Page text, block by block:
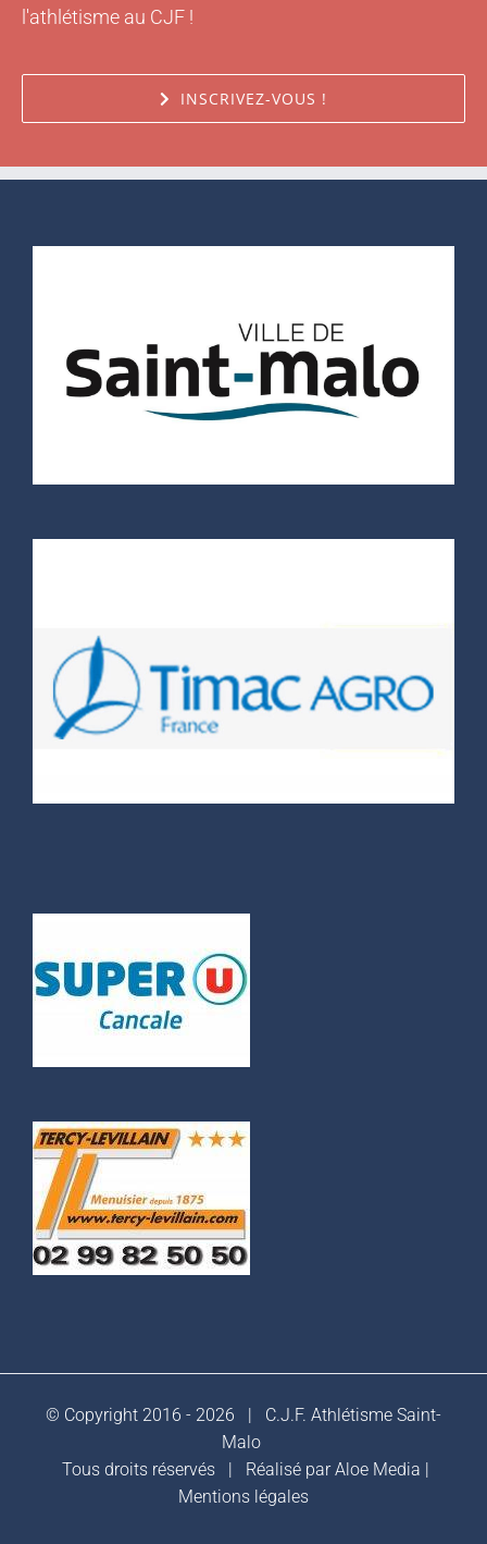
l'athlétisme au CJF !
INSCRIVEZ-VOUS !
© Copyright 2016 - 2026 | C.J.F. Athlétisme Saint-
Malo
Tous droits réservés | Réalisé parAloe Media
Mentions légales